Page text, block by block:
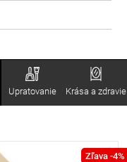
Upratovanie Krása a zdravie
Zľava -4%